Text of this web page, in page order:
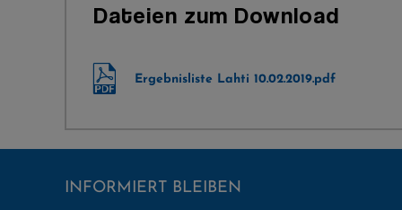
Dateien zum Download
Ergebnisliste Lahti 10.02.2019.pdf
INFORMIERT BLEIBEN